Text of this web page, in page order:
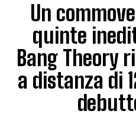
Un
quinte
Bang Theory
a distanza di